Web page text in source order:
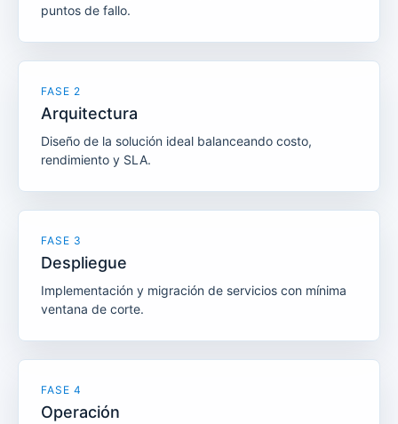
puntos de fallo.
FASE 2
Arquitectura
Diseño de la solución ideal balanceando costo,
rendimiento y SLA.
FASE 3
Despliegue
Implementación y migración de servicios con mínima
ventana de corte.
FASE 4
Operación